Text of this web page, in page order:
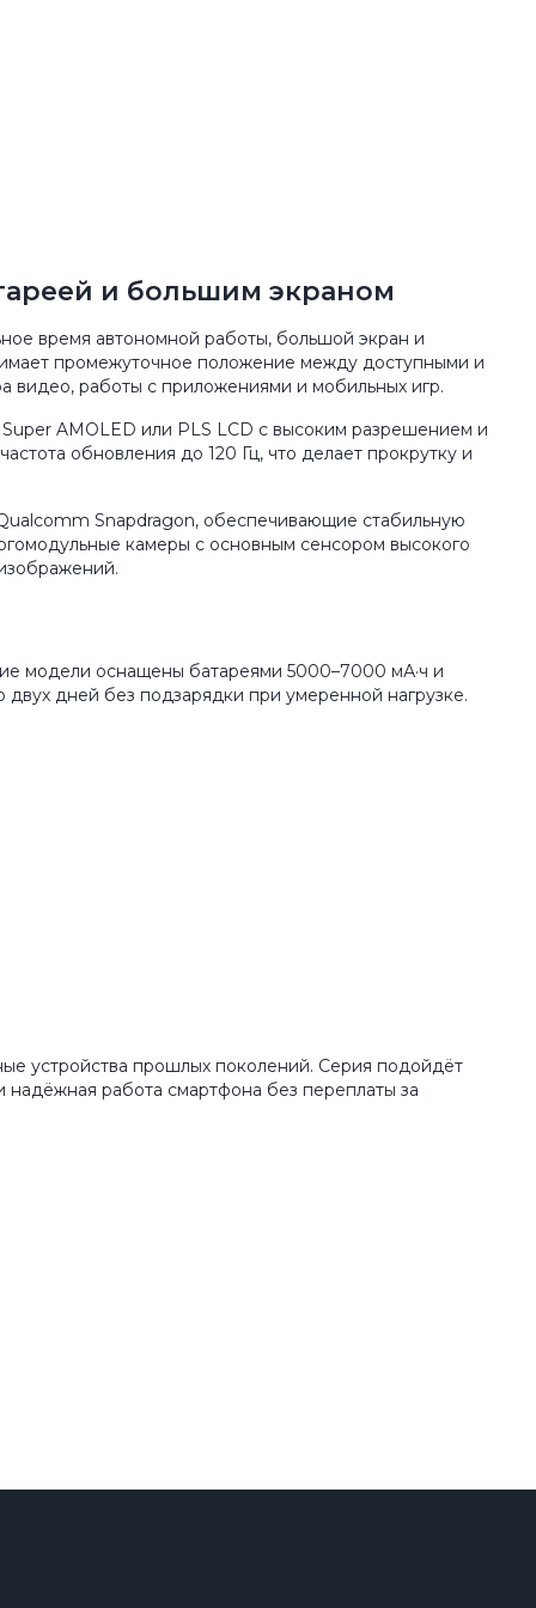
и большим экраном
время автономной работы, большой экран и
промежуточное положение между доступными и
работы с приложениями и мобильных игр.
AMOLED или PLS LCD с высоким разрешением и
обновления до 120 Гц, что делает прокрутку и
Snapdragon, обеспечивающие стабильную
камеры с основным сенсором высокого
модели оснащены батареями 5000–7000 мА·ч и
дней без подзарядки при умеренной нагрузке.
устройства прошлых поколений. Серия подойдёт
надёжная работа смартфона без переплаты за